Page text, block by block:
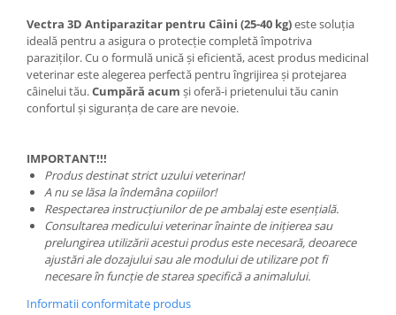
Vectra 3D Antiparazitar pentru Câini (25-40 kg)este soluția
ideală pentru a asigura o protecție completă împotriva
paraziților. Cu o formulă unică și eficientă, acest produs medicinal
veterinar este alegerea perfectă pentru îngrijirea și protejarea
câinelui tău.Cumpără acum și oferă-i prietenului tău canin
confortul și siguranța de care are nevoie.
IMPORTANT!!!
Produs destinat strict uzului veterinar!
A nu se lăsa la îndemâna copiilor!
Respectarea instrucțiunilor de pe ambalaj este esențială.
Consultarea medicului veterinar înainte de inițierea sau
prelungirea utilizării acestui produs este necesară, deoarece
ajustări ale dozajului sau ale modului de utilizare pot fi
necesare în funcție de starea specifică a animalului.
Informatii conformitate produs